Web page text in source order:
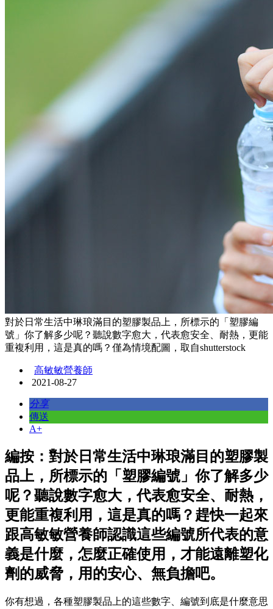
對於日常生活中琳琅滿目的塑膠製品上，所標示的「塑膠編
號」你了解多少呢？聽說數字愈大，代表愈安全、耐熱，更能
重複利用，這是真的嗎？僅為情境配圖，取自shutterstock
高敏敏營養師
2021-08-27
分享
傳送
A+
編按：對於日常生活中琳琅滿目的塑膠製
品上，所標示的「塑膠編號」你了解多少
呢？聽說數字愈大，代表愈安全、耐熱，
更能重複利用，這是真的嗎？趕快一起來
跟高敏敏營養師認識這些編號所代表的意
義是什麼，怎麼正確使用，才能遠離塑化
劑的威脅，用的安心、無負擔吧。
你有想過，各種塑膠製品上的這些數字、編號到底是什麼意思